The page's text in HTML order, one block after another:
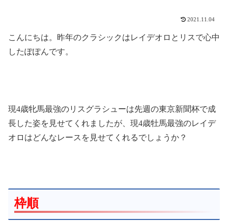
2021.11.04
こんにちは。昨年のクラシックはレイデオロとリスで心中
したぽぽんです。
現4歳牝馬最強のリスグラシューは先週の東京新聞杯で成
長した姿を見せてくれましたが、現4歳牡馬最強のレイデ
オロはどんなレースを見せてくれるでしょうか？
枠順